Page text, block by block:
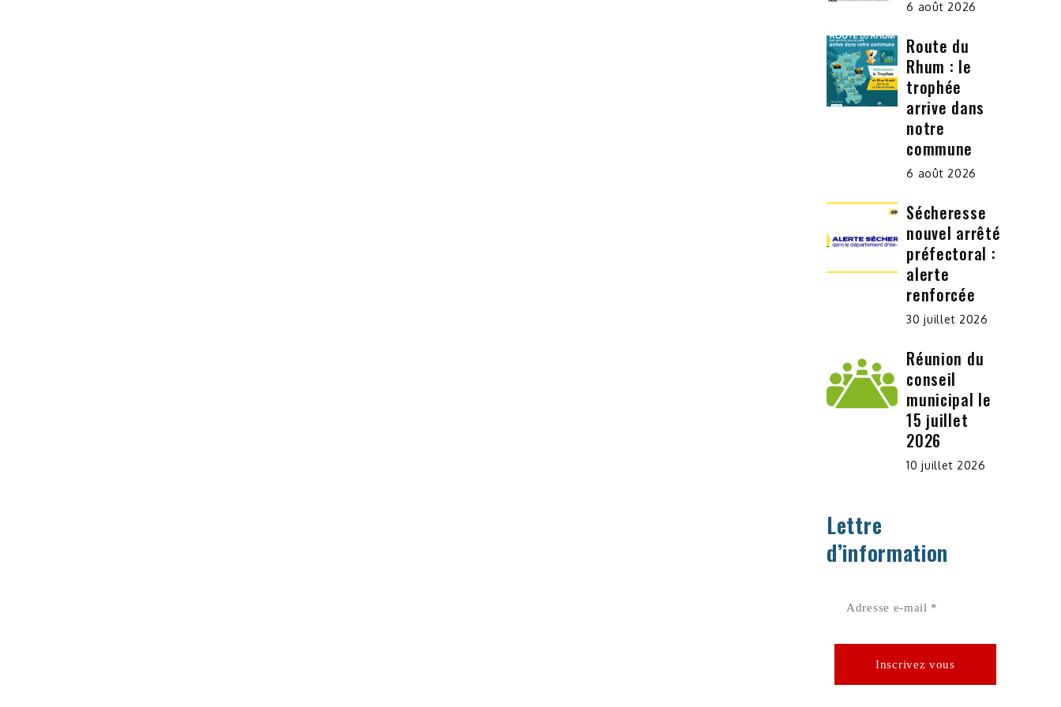
6 août 2026
Route du
Rhum : le
trophée
arrive dans
notre
commune
6 août 2026
Sécheresse
nouvel arrêté
préfectoral :
alerte
renforcée
30 juillet 2026
Réunion du
conseil
municipal le
15 juillet
2026
10 juillet 2026
Lettre
d’information